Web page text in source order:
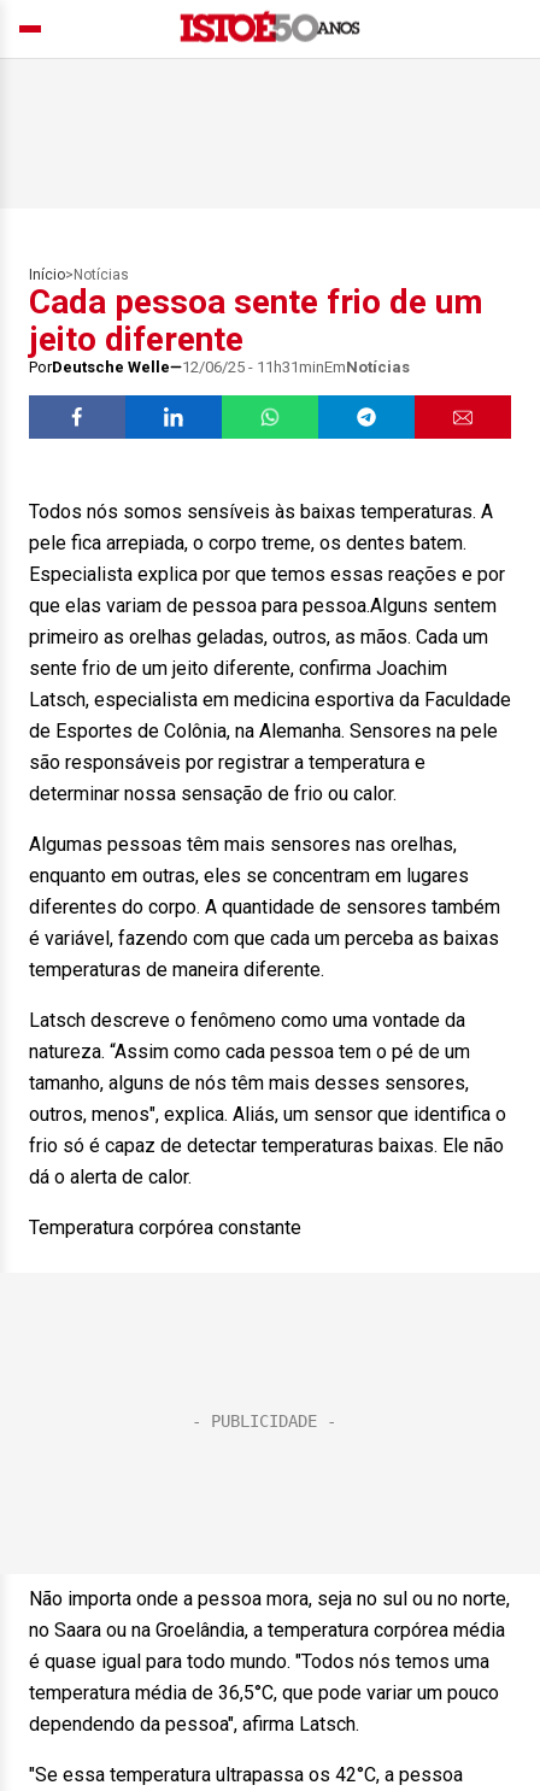
Início> Notícias
Cada pessoa sente frio de um
jeito diferente
PorDeutsche Welle 12/06/25 - 11h31minEmNotícias
Todos nós somos sensíveis às baixas temperaturas. A
pele fica arrepiada, o corpo treme, os dentes batem.
Especialista explica por que temos essas reações e por
que elas variam de pessoa para pessoa.Alguns sentem
primeiro as orelhas geladas, outros, as mãos. Cada um
sente frio de um jeito diferente, confirma Joachim
Latsch, especialista em medicina esportiva da Faculdade
de Esportes de Colônia, na Alemanha. Sensores na pele
são responsáveis por registrar a temperatura e
determinar nossa sensação de frio ou calor.
Algumas pessoas têm mais sensores nas orelhas,
enquanto em outras, eles se concentram em lugares
diferentes do corpo. A quantidade de sensores também
é variável, fazendo com que cada um perceba as baixas
temperaturas de maneira diferente.
Latsch descreve o fenômeno como uma vontade da
natureza. “Assim como cada pessoa tem o pé de um
tamanho, alguns de nós têm mais desses sensores,
outros, menos", explica. Aliás, um sensor que identifica o
frio só é capaz de detectar temperaturas baixas. Ele não
dá o alerta de calor.
Temperatura corpórea constante
Não importa onde a pessoa mora, seja no sul ou no norte,
no Saara ou na Groelândia, a temperatura corpórea média
é quase igual para todo mundo. "Todos nós temos uma
temperatura média de 36,5°C, que pode variar um pouco
dependendo da pessoa", afirma Latsch.
"Se essa temperatura ultrapassa os 42°C, a pessoa